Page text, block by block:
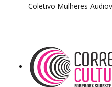
Coletivo Mulheres